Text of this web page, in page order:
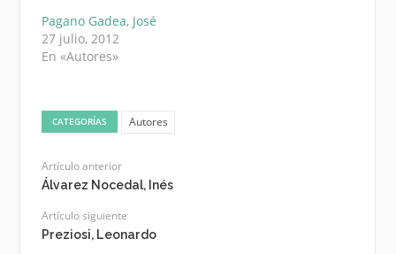
Pagano Gadea, José
27 julio, 2012
En «Autores»
CATEGORÍAS Autores
Artículo anterior
Álvarez Nocedal, Inés
Artículo siguiente
Preziosi, Leonardo